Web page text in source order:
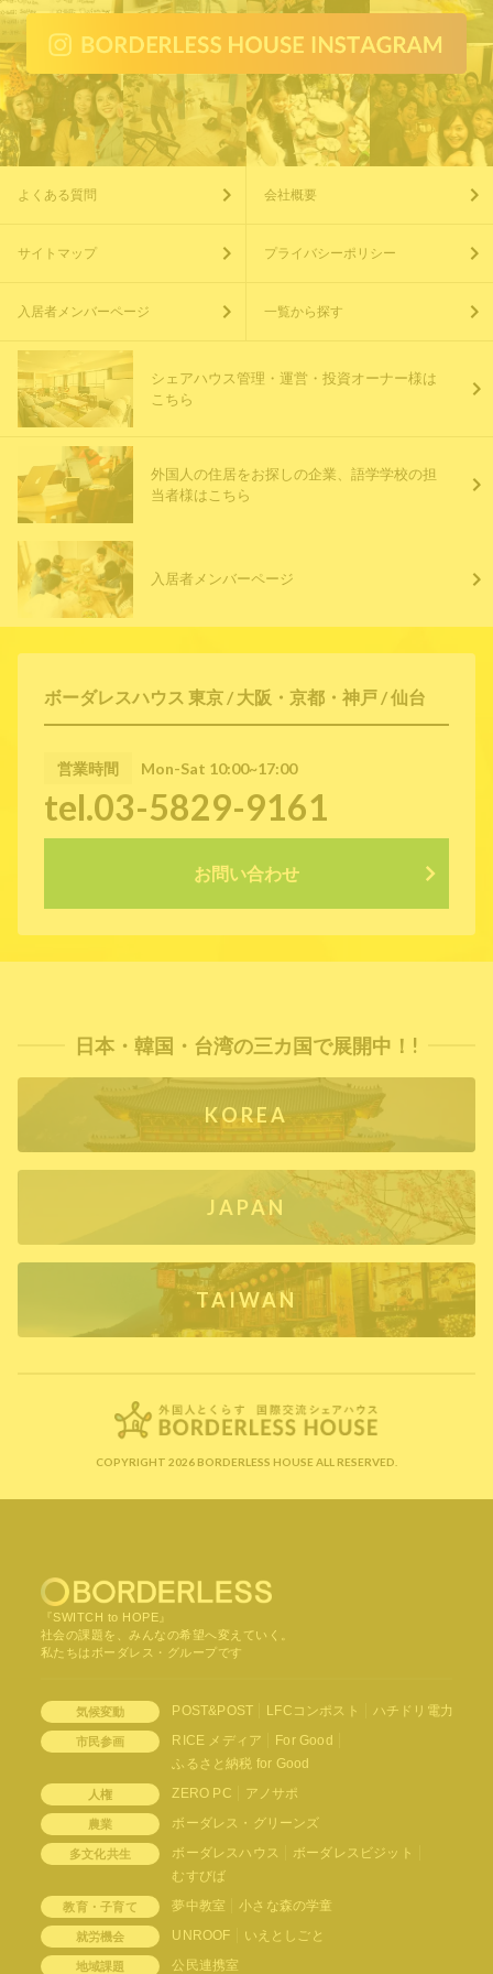
ボーダレスハウス 東京 / 大阪・京都・神戸 / 仙台
営業時間 Mon-Sat 10:00~17:00
tel.03-5829-9161
お問い合わせ
よくある質問 会社概要
サイトマップ プライバシーポリシー
入居者メンバーページ 一覧から探す
シェアハウス管理・運営・投資オーナー様は
こちら
外国人の住居をお探しの企業、語学学校の担
当者様はこちら
入居者メンバーページ
日本・韓国・台湾の三カ国で展開中！!
KOREA
JAPAN
TAIWAN
COPYRIGHT 2026 BORDERLESS HOUSE ALL RESERVED.
『SWITCH to HOPE』
社会の課題を、みんなの希望へ変えていく。
私たちはボーダレス・グループです
気候変動 POST&POST LFCコンポスト ハチドリ電力
市民参画 RICE メディア
For Good
ふるさと納税 for Good
人権 ZERO PC アノサポ
農業 ボーダレス・グリーンズ
多文化共生 ボーダレスハウス
ボーダレスビジット
むすびば
教育・子育て 夢中教室 小さな森の学童
就労機会 UNROOF いえとしごと
地域課題 公民連携室